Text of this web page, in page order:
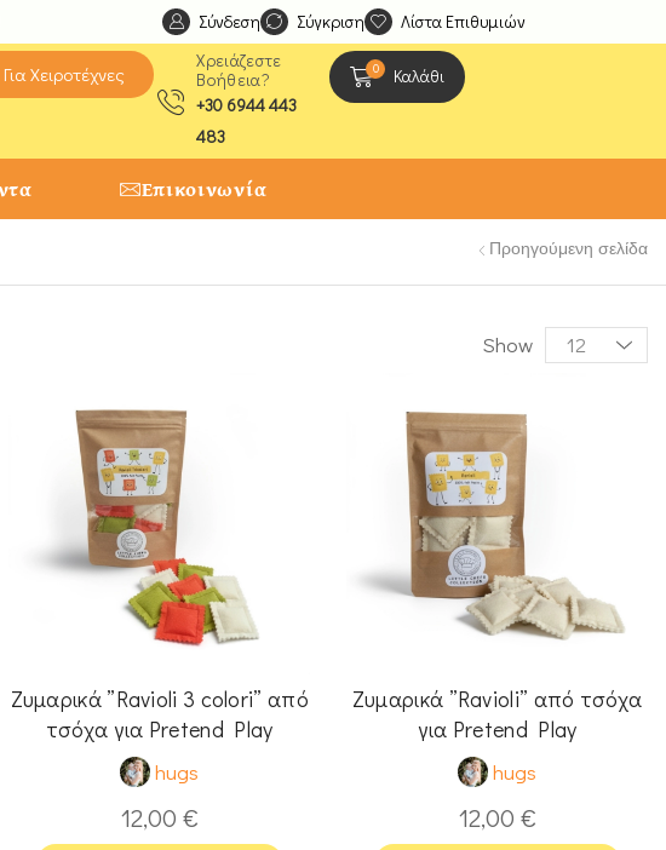
Ανακαλύψτε μοναδικές δημιουργίες από τους
Σύνδεση Σύγκριση Λίστα Επιθυμιών
Για Χειροτέχνες
Χρειάζεστε
Βοήθεια?
+30 6944 443
483
0 Καλάθι
Επικοινωνία
Προηγούμενη σελίδα
Show
Ζυμαρικά ”Ravioli 3 colori” από
τσόχα για Pretend Play
hugs
12,00 €
Ζυμαρικά ”Ravioli” από τσόχα
για Pretend Play
hugs
12,00 €